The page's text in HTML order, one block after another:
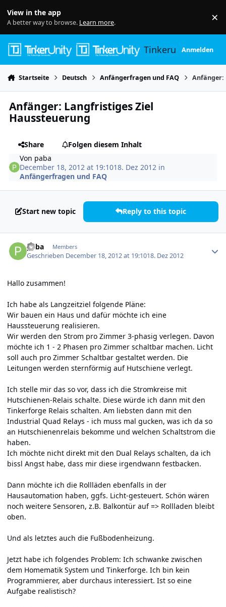
View in the app
A better way to browse. Learn more. ×
TinkerunityAnmelden
Startseite Deutsch Anfängerfragen und FAQ Anfänger:
Anfänger: Langfristiges Ziel
Haussteuerung
Share
Folgen diesem Inhalt
Von paba
December 18, 2012 at 19:1018. Dez 2012 in
Anfängerfragen und FAQ
Start new topic Reply to this topic
paba Members
Geschrieben December 18, 2012 at 19:1018. Dez 2012
Hallo zusammen!
Ich habe als Langzeitziel folgende Pläne:
Wir bauen ein Haus und dafür möchte ich eine
Haussteuerung realisieren.
Wir werden den Strom pro Zimmer 3-phasig verlegen. Davon
möchte ich 1 - 2 Phasen pro Zimmer schaltbar machen. Licht
soll auch pro Zimmer Schaltbar gestaltet werden. Die
Leitungen werden sternförmig auf Hutschiene verlegt.
Ich stelle mir das so vor, dass ich die Stromkreise mit
Hutschienen-Relais schalte. Diese würde ich dann mit den
Tinkerforge Relais schalten. Am liebsten dann mit den
Industrial Quad Relays - ich muss mal gucken, was ich da so
an Hutschienenrelais bekomme und welchen Schaltstrom die
haben.
Ich möchte nicht direkt mit den Dual Relays schalten, da ich
bissl Angst habe, dass mir diese irgendwann festbacken.
Dann möchte ich die Rollläden ebenfalls in der
Hausautomation haben, ggfs. Licht-gesteuert. Schön wären
noch weitere Sensoren, z.B. Balkontür auf => Rollladen bleibt
oben.
Und als letztes auch die Fußbodenheizung.
Jetzt habe ich folgendes Problem: Ich schwanke zwischen
dem Homematik System und Tinkerforge. Ich bin kein
Programmierer, aber durchaus interessiert. Ist so eine
Aufgabe realistisch?